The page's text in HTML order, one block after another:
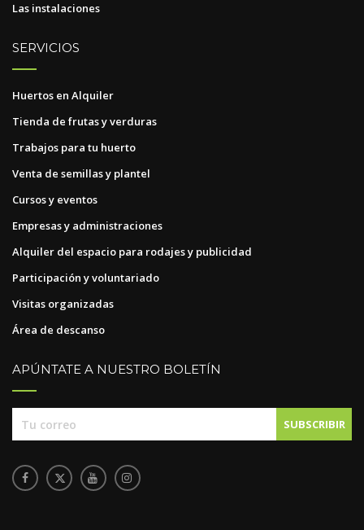
Las instalaciones
SERVICIOS
Huertos en Alquiler
Tienda de frutas y verduras
Trabajos para tu huerto
Venta de semillas y plantel
Cursos y eventos
Empresas y administraciones
Alquiler del espacio para rodajes y publicidad
Participación y voluntariado
Visitas organizadas
Área de descanso
APÚNTATE A NUESTRO BOLETÍN